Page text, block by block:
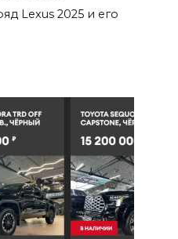
Lexus 2025 и его